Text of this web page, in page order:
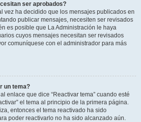
ser aprobados?
vez ha decidido que los mensajes publicados en
publicar mensajes, necesiten ser revisados
es posible que La Administración le haya
cuyos mensajes necesitan ser revisados
comuníquese con el administrador para más
un tema?
enlace que dice “Reactivar tema” cuando esté
el tema al principio de la primera página.
entonces el tema reactivado ha sido
poder reactivarlo no ha sido alcanzado aún.